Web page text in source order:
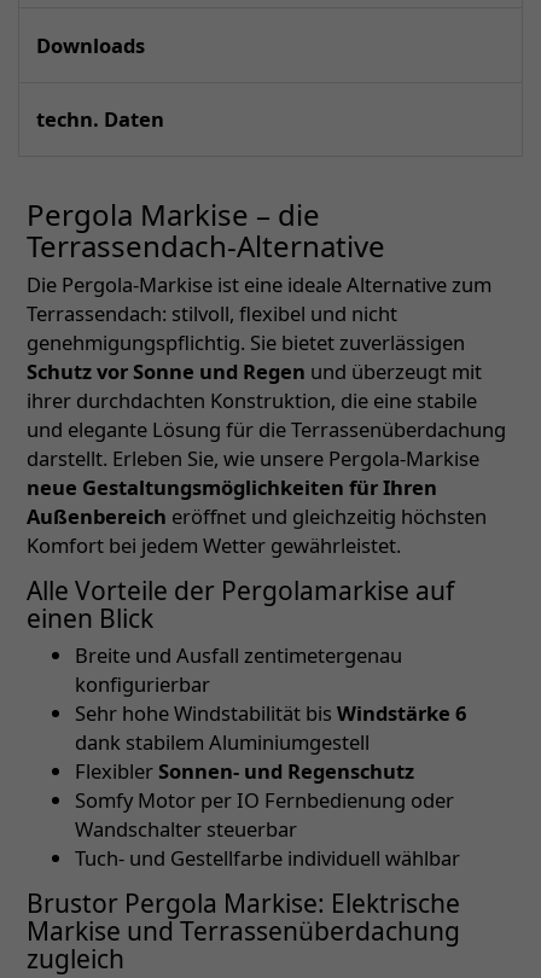
Downloads
techn. Daten
Pergola Markise – die
Terrassendach-Alternative
Die Pergola-Markise ist eine ideale Alternative zum
Terrassendach: stilvoll, flexibel und nicht
genehmigungspflichtig. Sie bietet zuverlässigen
Schutz vor Sonne und Regen und überzeugt mit
ihrer durchdachten Konstruktion, die eine stabile
und elegante Lösung für die Terrassenüberdachung
darstellt. Erleben Sie, wie unsere Pergola-Markise
neue Gestaltungsmöglichkeiten für Ihren
Außenbereich eröffnet und gleichzeitig höchsten
Komfort bei jedem Wetter gewährleistet.
Alle Vorteile der Pergolamarkise auf
einen Blick
Breite und Ausfall zentimetergenau
konfigurierbar
Sehr hohe Windstabilität bis Windstärke 6
dank stabilem Aluminiumgestell
FlexiblerSonnen- und Regenschutz
Somfy Motor per IO Fernbedienung oder
Wandschalter steuerbar
Tuch- und Gestellfarbe individuell wählbar
Brustor Pergola Markise: Elektrische
Markise und Terrassenüberdachung
zugleich